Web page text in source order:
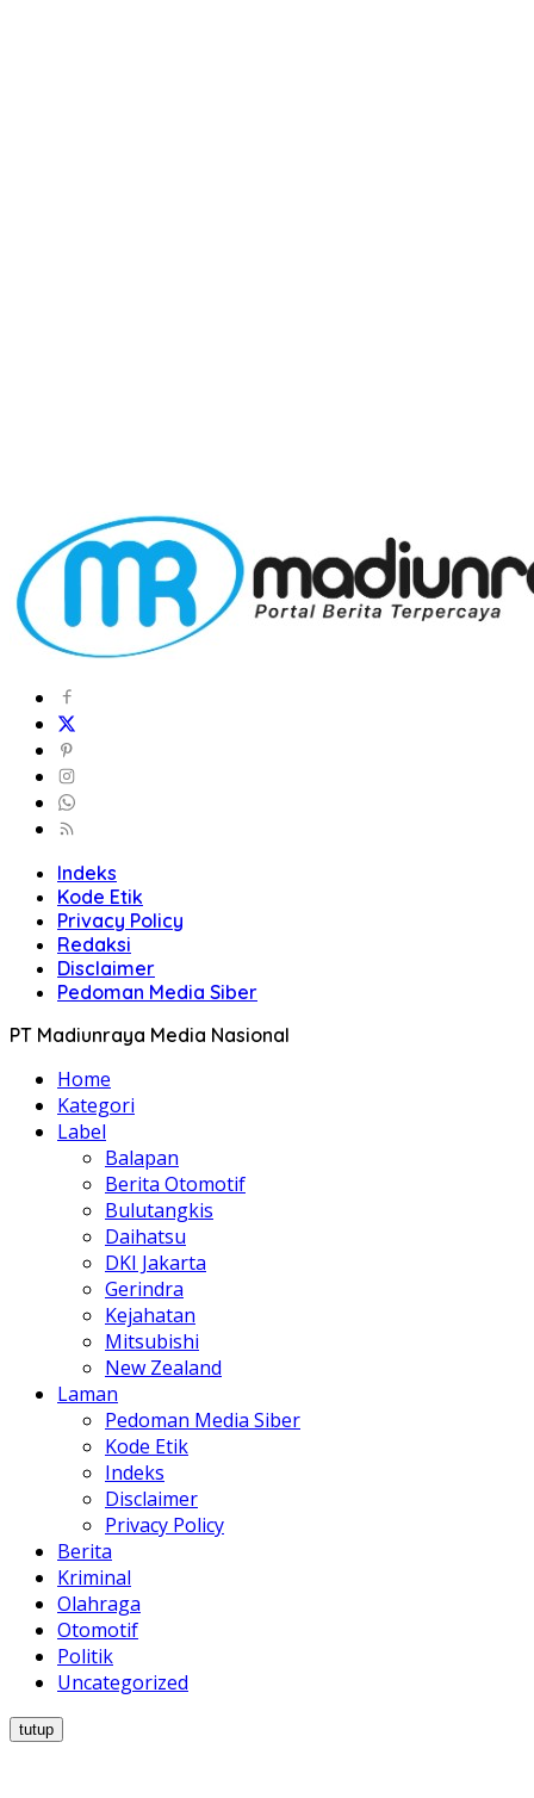
Indeks
Kode Etik
Privacy Policy
Redaksi
Disclaimer
Pedoman Media Siber
PT Madiunraya Media Nasional
Home
Kategori
Label
Balapan
Berita Otomotif
Bulutangkis
Daihatsu
DKI Jakarta
Gerindra
Kejahatan
Mitsubishi
New Zealand
Laman
Pedoman Media Siber
Kode Etik
Indeks
Disclaimer
Privacy Policy
Berita
Kriminal
Olahraga
Otomotif
Politik
Uncategorized
tutup